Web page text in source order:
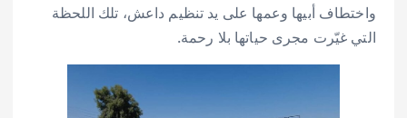
واختطاف أبيها وعمها على يد تنظيم داعش، تلك اللحظة
التي غيّرت مجرى حياتها بلا رحمة.